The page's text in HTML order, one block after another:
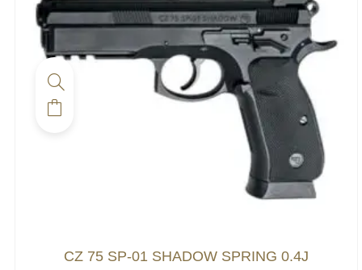
CZ 75 SP-01 SHADOW SPRING 0.4J